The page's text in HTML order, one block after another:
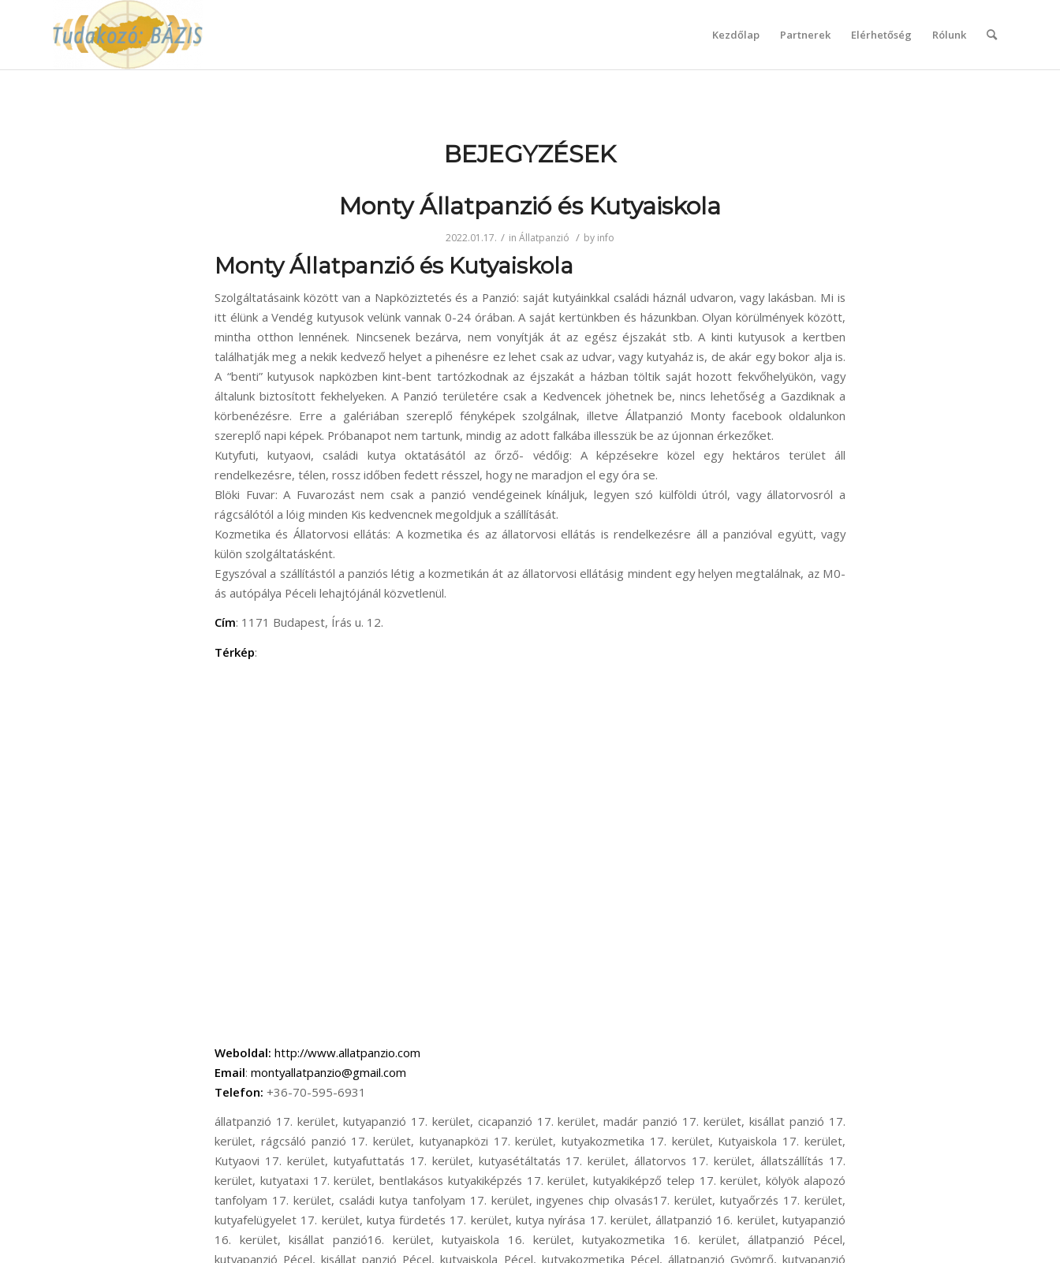
Kezdőlap Partnerek Elérhetőség Rólunk
BEJEGYZÉSEK
Monty Állatpanzió és Kutyaiskola
2022.01.17. / in Állatpanzió / by info
Monty Állatpanzió és Kutyaiskola
Szolgáltatásaink között van a Napköziztetés és a Panzió: saját kutyáinkkal családi háznál udvaron, vagy lakásban. Mi is
itt élünk a Vendég kutyusok velünk vannak 0-24 órában. A saját kertünkben és házunkban. Olyan körülmények között,
mintha otthon lennének. Nincsenek bezárva, nem vonyítják át az egész éjszakát stb. A kinti kutyusok a kertben
találhatják meg a nekik kedvező helyet a pihenésre ez lehet csak az udvar, vagy kutyaház is, de akár egy bokor alja is.
A “benti” kutyusok napközben kint-bent tartózkodnak az éjszakát a házban töltik saját hozott fekvőhelyükön, vagy
általunk biztosított fekhelyeken. A Panzió területére csak a Kedvencek jöhetnek be, nincs lehetőség a Gazdiknak a
körbenézésre. Erre a galériában szereplő fényképek szolgálnak, illetve Állatpanzió Monty facebook oldalunkon
szereplő napi képek. Próbanapot nem tartunk, mindig az adott falkába illesszük be az újonnan érkezőket.
Kutyfuti, kutyaovi, családi kutya oktatásától az őrző- védőig: A képzésekre közel egy hektáros terület áll
rendelkezésre, télen, rossz időben fedett résszel, hogy ne maradjon el egy óra se.
Blöki Fuvar: A Fuvarozást nem csak a panzió vendégeinek kínáljuk, legyen szó külföldi útról, vagy állatorvosról a
rágcsálótól a lóig minden Kis kedvencnek megoldjuk a szállítását.
Kozmetika és Állatorvosi ellátás: A kozmetika és az állatorvosi ellátás is rendelkezésre áll a panzióval együtt, vagy
külön szolgáltatásként.
Egyszóval a szállítástól a panziós létig a kozmetikán át az állatorvosi ellátásig mindent egy helyen megtalálnak, az M0-
ás autópálya Péceli lehajtójánál közvetlenül.
Cím: 1171 Budapest, Írás u. 12.
Térkép:
Weboldal: http://www.allatpanzio.com
Email: montyallatpanzio@gmail.com
Telefon: +36-70-595-6931
állatpanzió 17. kerület, kutyapanzió 17. kerület, cicapanzió 17. kerület, madár panzió 17. kerület, kisállat panzió 17. kerület, rágcsáló panzió 17. kerület, kutyanapközi 17. kerület, kutyakozmetika 17. kerület, Kutyaiskola 17. kerület, Kutyaovi 17. kerület, kutyafuttatás 17. kerület, kutyasétáltatás 17. kerület, állatorvos 17. kerület, állatszállítás 17. kerület, kutyataxi 17. kerület, bentlakásos kutyakiképzés 17. kerület, kutyakiképző telep 17. kerület, kölyök alapozó tanfolyam 17. kerület, családi kutya tanfolyam 17. kerület, ingyenes chip olvasás17. kerület, kutyaőrzés 17. kerület, kutyafelügyelet 17. kerület, kutya fürdetés 17. kerület, kutya nyírása 17. kerület, állatpanzió 16. kerület, kutyapanzió 16. kerület, kisállat panzió16. kerület, kutyaiskola 16. kerület, kutyakozmetika 16. kerület, állatpanzió Pécel, kutyapanzió Pécel, kisállat panzió Pécel, kutyaiskola Pécel, kutyakozmetika Pécel, állatpanzió Gyömrő, kutyapanzió Gyömrő, kisállat panzió Gyömrő, kutyaiskola Gyömrő, kutyakozmetika Gyömrő, állatpanzió Ecser, kutyapanzió Ecser, kisállat panzió Ecser, kutyaiskola Ecser, kutyakozmetika Ecser, állatpanzió Maglód, kutyapanzió Maglód, kisállat panzió Maglód, kutyaiskola Maglód, kutyakozmetika Maglód, állatpanzió Kistarcsa, kutyapanzió Kistarcsa, kisállat panzió Kistarcsa, kutyaiskola Kistarcsa, kutyakozmetika Kistarcsa, állatpanzió Nagytarcsa, kutyapanzió Nagytarcsa, kisállat panzió Nagytarcsa, kutyaiskola Nagytarcsa, kutyakozmetika Nagytarcsa, állatpanzió Kerepes, kutyapanzió Kerepes, kisállat panzió Kerepes, kutyaiskola Kerepes, kutyakozmetika Kerepes, állatpanzió Vecsés, kutyapanzió Vecsés, kisállat panzió Vecsés, kutyaiskola Vecsés, kutyakozmetika Vecsés, állatpanzió Rákosliget, kutyapanzió Rákosliget, kisállat panzió Rákosliget, kutyaiskola Rákosliget, kutyakozmetika Rákosliget, állatpanzió Rákoskert, kutyapanzió Rákoskert, kisállat panzió Rákoskert, kutyaiskola Rákoskert, kutyakozmetika Rákoskert, állatpanzió Rákoshegy, kutyapanzió Rákoshegy, kisállat panzió Rákoshegy, kutyaiskola Rákoshegy, kutyakozmetika Rákoshegy, állatpanzió Rákoskeresztúr, kutyapanzió Rákoskeresztúr, kisállat panzió Rákoskeresztúr, kutyaiskola Rákoskeresztúr, kutyakozmetika Rákoskeresztúr, állatpanzió Ferihegy, kutyapanzió Ferihegy, kisállat panzió Ferihegy, kutyaiskola Ferihegy, kutya szállítás Ferihegy, kutyataxi Ferihegy, kutya elhelyezés Ferihegy, állatpanzió Isaszeg, kutyapanzió Isaszeg, kisállat panzió Isaszeg, kutyaiskola Isaszeg, kutyakozmetika Isaszeg, állatpanzió Csömör, kutyapanzió Csömör, kisállat panzió Csömör, kutyaiskola Csömör, kutyakozmetika Csömör, állatpanzió Pest megye, kutyapanzió Pest megye, kisállat panzió Pest megye, kutyaiskola Pest megye, állatpanzió Rákoscsaba, kutyapanzió Rákoscsaba, cicapanzió Rákoscsaba, madár panzió Rákoscsaba, kisállat panzió Rákoscsaba, rágcsáló panzió Rákoscsaba, kutyanapközi Rákoscsaba, kutyakozmetika Rákoscsaba, kutyaiskola Rákoscsaba, kutyaovi Rákoscsaba, kutyafuttatás Rákoscsaba, kutya sétáltatás Rákoscsaba, állatorvos Rákoscsaba, állatszállítás Rákoscsaba, kutyataxi Rákoscsaba, bentlakásos kutyakiképzés Rákoscsaba, kutyakiképző telep Rákoscsaba, kölyök alapozó tanfolyam Rákoscsaba, családi kutya tanfolyam Rákoscsaba, ingyenes chip olvasás Rákoscsaba, kutyaőrzés Rákoscsaba, kutyafelügyelet Rákoscsaba, kutya fürdetés Rákoscsaba, kutya nyírása Rákoscsaba, állatpanzió XVII. kerület, kutyapanzió XVII. kerület, cicapanzió XVII. kerület, madár panzió XVII. kerület, kisállat panzió XVII. kerület, rágcsáló panzió XVII. kerület, kutyanapközi XVII. kerület, kutyakozmetika XVII. kerület, kutyaiskola XVII. kerület, kutyaovi XVII. kerület, kutyafuttatás XVII. kerület, kutyasétáltatás XVII. kerület, állatorvos XVII. kerület, állatszállítás XVII. kerület, kutyataxi XVII. kerület, bentlakásos kutyakiképzés XVII. kerület, kutyakiképző telep XVII. kerület, kölyök alapozó tanfolyam XVII. kerület, családi kutya tanfolyam XVII. kerület, ingyenes chip olvasás XVII. kerület, kutyaőrzés XVII. kerület, kutyafelügyelet XVII. kerület, kutya fürdetés XVII. kerület, kutya nyírása XVII. kerület, állatpanzió Rákoscsaba-Újtelep, kutyapanzió Rákoscsaba-Újtelep, cicapanzió Rákoscsaba-Újtelep, madár panzió Rákoscsaba-Újtelep, kisállat panzió Rákoscsaba-Újtelep, rágcsáló panzió Rákoscsaba-Újtelep, kutyanapközi Rákoscsaba-Újtelep, kutyakozmetika Rákoscsaba-Újtelep, Kutyaiskola Rákoscsaba-Újtelep, kutyaovi Rákoscsaba-Újtelep, kutyafuttatás Rákoscsaba-Újtelep, kutyasétáltatás Rákoscsaba-Újtelep, állatorvos Rákoscsaba-Újtelep, állatszállítás Rákoscsaba-Újtelep, kutyataxi Rákoscsaba-Újtelep, bentlakásos kutyakiképzés Rákoscsaba-Újtelep, kutyakiképző telep Rákoscsaba-Újtelep, kölyök alapozó tanfolyam Rákoscsaba-Újtelep, családi kutya tanfolyam Rákoscsaba-Újtelep, ingyenes chip olvasás Rákoscsaba-Újtelep, kutyaőrzés Rákoscsaba-Újtelep, kutyafelügyelet Rákoscsaba-Újtelep, kutya fürdetés Rákoscsaba-Újtelep, kutya nyírása Rákoscsaba-Újtelep, hoppers képzés 17. kerület, hoopers oktatás 17. kerület, hoopers tanfolyam 17. kerület, kutya futópados edzés 17. kerület, futópad edzés 17. kerület, kutyás atlétika 17. kerület, kutyás atlétikai edzés 17. kerület, kutyás sport 17. kerület, kutya szocializáció 17. kerület, kutyafuti 17. kerület, kutyaoktatás 17. kerület, nózi munka 17. kerület, szimat suli 17. kerület, nose work 17. kerület, hoppers képzés 16. kerület, hoopers oktatás 16. kerület, hoopers tanfolyam 16. kerület, kutya futópados edzés 16. kerület, futópad edzés 16. kerület, kutyás atlétika 16. kerület, kutyás atlétikai edzés 16. kerület, kutyás sport 16. kerület, kutya szocializáció 16. kerület, kutyafuti 16. kerület, kutyaoktatás 16. kerület, nózi munka 16. kerület, szimat suli 16. kerület, nose work 16. kerület, hoppers képzés Pécel, hoopers oktatás Pécel, hoopers tanfolyam Pécel, kutya futópados edzés Pécel, kutya futópad edzés Pécel, kutyás atlétika Pécel, kutyás atlétikai edzés Pécel, kutyás sport Pécel, kutya szocializáció Pécel, kutyafuti Pécel, kutyaoktatás Pécel, nózi munka Pécel, szimat suli Pécel, nose work Pécel, hoppers képzés Gyömrő, hoopers oktatás Gyömrő, hoopers tanfolyam Gyömrő, kutya futópados edzés Gyömrő, futópad edzés Gyömrő, kutyás atlétika Gyömrő, kutyás atlétikai edzés Gyömrő, kutyás sport Gyömrő, kutya szocializáció Gyömrő, kutyafuti Gyömrő, kutyaoktatás Gyömrő, nózi munka Gyömrő, szimat suli Gyömrő, nose work Gyömrő, hoppers képzés Ecser, hoopers oktatás Ecser, hoopers tanfolyam Ecser, kutya futópados edzés Ecser, kutyás atlétika Ecser, kutyás atlétikai edzés Ecser, kutyás sport Ecser, kutya szocializáció Ecser, kutyafuti Ecser, kutyaoktatás Ecser, nózi munka Ecser, szimat suli Ecser, nose work Ecser, hoppers képzés Maglód, hoopers oktatás Maglód, hoopers tanfolyam Maglód, kutya futópados edzés Maglód, kutyás atlétika Maglód, kutyás atlétikai edzés Maglód, kutyás sport Maglód, kutya szocializáció Maglód, kutyafuti Maglód, kutyaoktatás Maglód, nózi munka Maglód, szimat suli Maglód, nose work Maglód, hoppers képzés Kistarcsa, hoopers oktatás Kistarcsa, hoopers tanfolyam Kistarcsa, kutya futópados edzés Kistarcsa, kutyás atlétika Kistarcsa, kutyás atlétikai edzés Kistarcsa, kutyás sport Kistarcsa, kutya szocializáció Kistarcsa, kutyafuti Kistarcsa, kutyaoktatás Kistarcsa, nózi munka Kistarcsa, szimat suli Kistarcsa, nose work Kistarcsa, hoppers képzés Nagytarcsa, hoopers oktatás Nagytarcsa, hoopers tanfolyam Nagytarcsa, kutya futópados edzés Nagytarcsa, kutyás atlétika Nagytarcsa, kutyás atlétikai edzés Nagytarcsa, kutyás sport Nagytarcsa, kutya szocializáció Nagytarcsa, kutyafuti Nagytarcsa, kutyaoktatás Nagytarcsa, nózi munka Nagytarcsa, szimat suli Nagytarcsa, nose work Nagytarcsa, hoppers képzés Vecsés, hoopers oktatás Vecsés, hoopers tanfolyam Vecsés, kutya futópados edzés Vecsés, kutyás atlétika Vecsés, kutyás atlétikai edzés Vecsés, kutyás sport Vecsés, kutya szocializáció Vecsés, kutyafuti Vecsés, kutyaoktatás Vecsés, nózi munka Vecsés, szimat suli Vecsés, nose work Vecsés, hoppers képzés Rákosliget, hoopers oktatás Rákosliget, hoopers tanfolyam Rákosliget, kutya futópados edzés Rákosliget, kutyás atlétika Rákosliget, kutyás atlétikai edzés Rákosliget, kutyás sport Rákosliget, kutya szocializáció Rákosliget, kutyafuti Rákosliget, kutyaoktatás Rákosliget, nózi munka Rákosliget, szimat suli Rákosliget, nose work Rákosliget, hoppers képzés Rákoshegy, hoopers oktatás Rákoshegy, hoopers tanfolyam Rákoshegy, kutya futópados edzés Rákoshegy, kutyás atlétika Rákoshegy, kutyás atlétikai edzés Rákoshegy, kutyás sport Rákoshegy, kutya szocializáció Rákoshegy, kutyafuti Rákoshegy, kutyaoktatás Rákoshegy, nózi munka Rákoshegy, szimat suli Rákoshegy, nose work Rákoshegy, hoppers képzés Ferihegy, hoopers oktatás Ferihegy, hoopers tanfolyam Ferihegy, kutya futópados edzés Ferihegy, kutyás atlétika Ferihegy, kutyás atlétikai edzés Ferihegy, kutyás sport Ferihegy, kutya szocializáció Ferihegy, kutyafuti Ferihegy, kutyaoktatás Ferihegy, nózi munka Ferihegy, szimat suli Ferihegy, nose work Ferihegy, hoppers képzés Isaszeg, hoopers oktatás Isaszeg, hoopers tanfolyam Isaszeg, kutya futópados edzés Isaszeg, kutyás atlétika Isaszeg, kutyás atlétikai edzés Isaszeg, kutyás sport Isaszeg, kutya szocializáció Isaszeg, kutyafuti Isaszeg, kutyaoktatás Isaszeg, nózi munka Isaszeg, szimat suli Isaszeg, nose work Isaszeg, hoppers képzés Csömör, hoopers oktatás Csömör, hoopers tanfolyam Csömör, kutya futópados edzés Csömör, kutyás atlétika Csömör, kutyás atlétikai edzés Csömör, kutyás sport Csömör, kutya szocializáció Csömör, kutyafuti Csömör, kutyaoktatás Csömör, nózi munka Csömör, szimat suli Csömör, nose work Csömör, hoppers képzés Pest megye, hoopers oktatás Pest megye, hoopers tanfolyam Pest megye, kutya futópados edzés Pest megye, kutyás atlétika Pest megye, kutyás atlétikai edzés Pest megye, kutyás sport Pest megye, kutya szocializáció Pest megye, kutyafuti Pest megye, kutyaoktatás Pest megye, nózi munka Pest megye, szimat suli Pest megye, nose work Pest megye, hoppers képzés Rákoscsaba-Újtelep, hoopers oktat